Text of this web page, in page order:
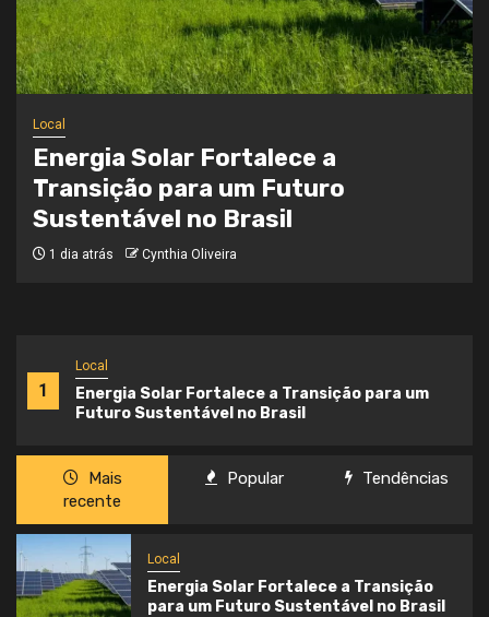
1
Local
Energia Solar Fortalece a Transição para um
Futuro Sustentável no Brasil
Local
Onde a Informação Encontra o Seu
Caminho
3 semanas atrás Cynthia Oliveira
Mais
recente
Popular Tendências
Local
Energia Solar Fortalece a Transição
para um Futuro Sustentável no Brasil